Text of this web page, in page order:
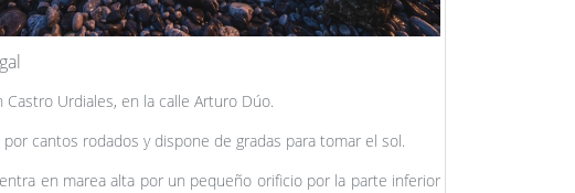
Castro Urdiales, en la calle Arturo Dúo.
cantos rodados y dispone de gradas para tomar el sol.
en marea alta por un pequeño orificio por la parte inferior